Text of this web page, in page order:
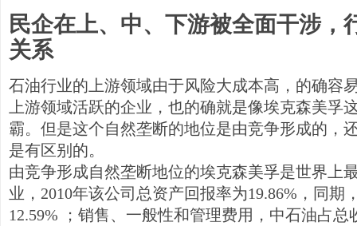
民企在上、中、下游被全面干涉，
关系
石油行业的上游领域由于风险大成本高，的确容
上游领域活跃的企业，也的确就是像埃克森美孚
霸。但是这个自然垄断的地位是由竞争形成的，
是有区别的。
由竞争形成自然垄断地位的埃克森美孚是世界上
业，2010年该公司总资产回报率为19.86%，同期
12.59% ；销售、一般性和管理费用，中石油占